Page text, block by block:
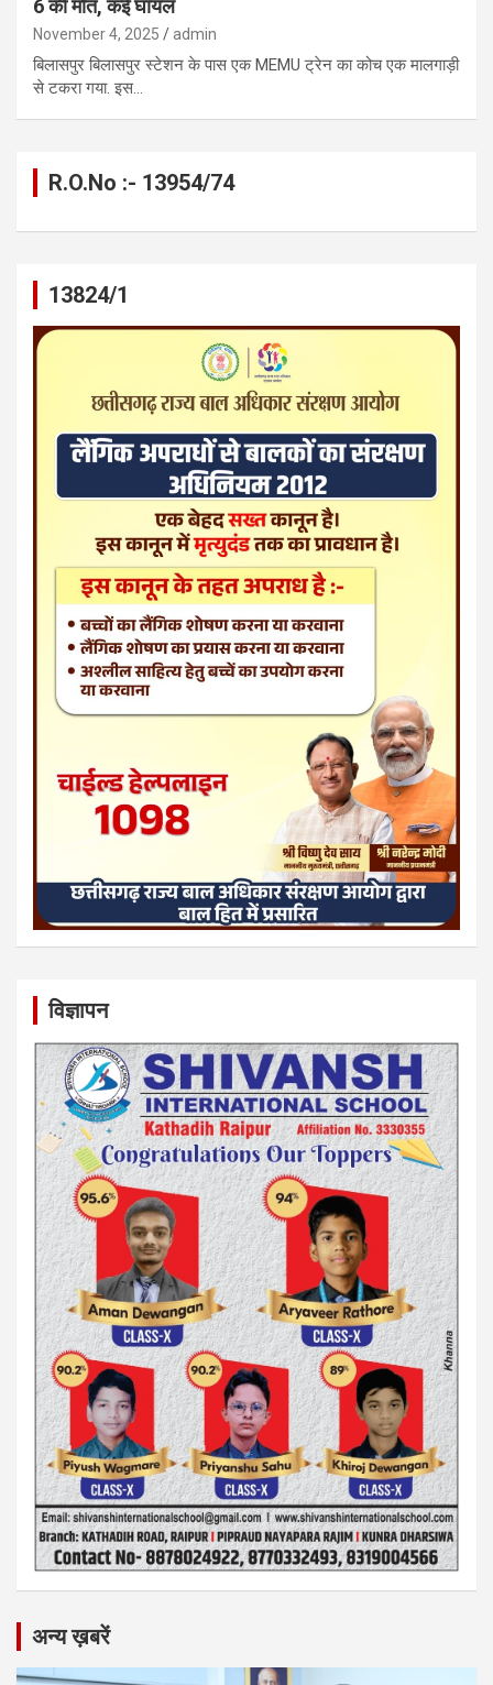
6 की मौत, कई घायल
November 4, 2025 admin
बिलासपुर बिलासपुर स्टेशन के पास एक MEMU ट्रेन का कोच एक मालगाड़ी
से टकरा गया. इस…
R.O.No :- 13954/74
13824/1
विज्ञापन
अन्य ख़बरें